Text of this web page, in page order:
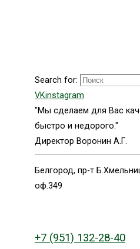
Search for:
VKinstagram
"Мы сделаем для Вас
быстро и недорого."
Директор Воронин А.Г.
Белгород, пр-т
оф.349
+7 (951) 132-28-40